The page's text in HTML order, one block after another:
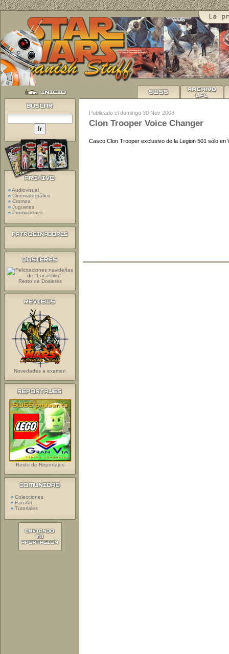
Publicado el domingo 30 Nov 2008
Clon Trooper Voice Changer
Casco Clon Trooper exclusivo de la Legion 501 sólo en
Audiovisual
Cinematográfico
Cromos
Juguetes
Promociones
Resto de Dosieres
Novedades a examen
Resto de Reportajes
Colecciones
Fan-Art
Tutoriales